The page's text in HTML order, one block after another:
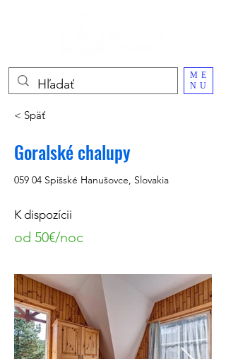
ME
NU
< Späť
Goralské chalupy
059 04 Spišské Hanušovce, Slovakia
K dispozícii
od 50€/noc